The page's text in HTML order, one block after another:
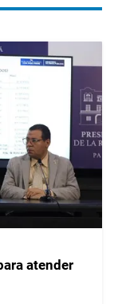
atender